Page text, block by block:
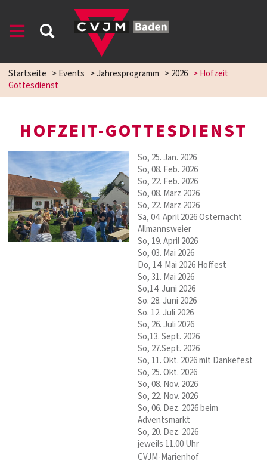
Startseite >Events >Jahresprogramm >2026 >Hofzeit
Gottesdienst
HOFZEIT-GOTTESDIENST
So, 25. Jan. 2026
So, 08. Feb. 2026
So, 22. Feb. 2026
So, 08. März 2026
So, 22. März 2026
Sa, 04. April 2026 Osternacht
Allmannsweier
So, 19. April 2026
So, 03. Mai 2026
Do, 14. Mai 2026 Hoffest
So, 31. Mai 2026
So,14. Juni 2026
So. 28. Juni 2026
So. 12. Juli 2026
So, 26. Juli 2026
So,13. Sept. 2026
So, 27.Sept. 2026
So, 11. Okt. 2026 mit Dankefest
So, 25. Okt. 2026
So, 08. Nov. 2026
So, 22. Nov. 2026
So, 06. Dez. 2026 beim
Adventsmarkt
So, 20. Dez. 2026
jeweils 11.00 Uhr
CVJM-Marienhof